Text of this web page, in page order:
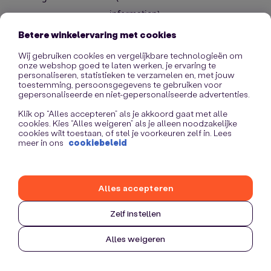
information).
Betere winkelervaring met cookies
Wij gebruiken cookies en vergelijkbare technologieën om
onze webshop goed te laten werken, je ervaring te
personaliseren, statistieken te verzamelen en, met jouw
toestemming, persoonsgegevens te gebruiken voor
gepersonaliseerde en niet-gepersonaliseerde advertenties.
Klik op “Alles accepteren” als je akkoord gaat met alle
cookies. Kies “Alles weigeren” als je alleen noodzakelijke
cookies wilt toestaan, of stel je voorkeuren zelf in. Lees
meer in ons cookiebeleid
Zelf instellen
Alles weigeren
Alles accepteren